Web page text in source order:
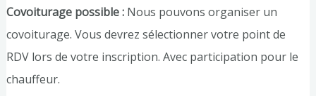
Covoiturage possible : Nous pouvons organiser un
covoiturage. Vous devrez sélectionner votre point de
RDV lors de votre inscription. Avec participation pour le
chauffeur.